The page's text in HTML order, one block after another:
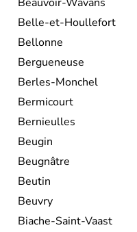
Belle-et-Houllefort
Bellonne
Bergueneuse
Berles-Monchel
Bermicourt
Bernieulles
Beugin
Beugnâtre
Beutin
Beuvry
Biache-Saint-Vaast